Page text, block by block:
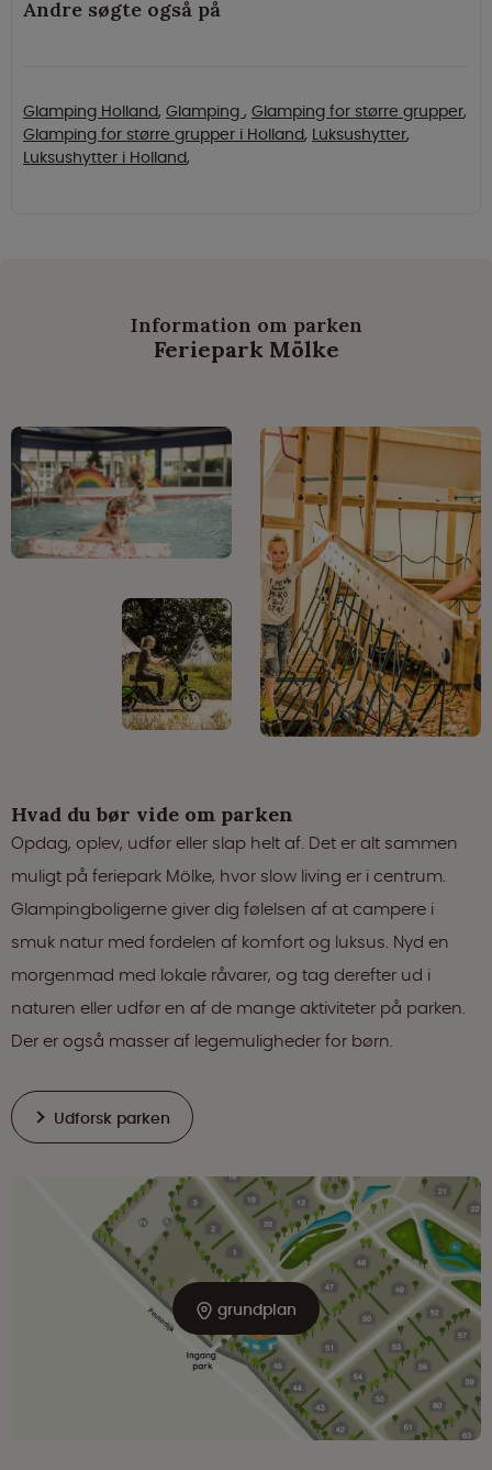
Andre søgte også på
Glamping Holland, Glamping , Glamping for større grupper,
Glamping for større grupper i Holland, Luksushytter,
Luksushytter i Holland,
Information om parken
Feriepark Mölke
Hvad du bør vide om parken
Opdag, oplev, udfør eller slap helt af. Det er alt sammen
muligt på feriepark Mölke, hvor slow living er i centrum.
Glampingboligerne giver dig følelsen af at campere i
smuk natur med fordelen af komfort og luksus. Nyd en
morgenmad med lokale råvarer, og tag derefter ud i
naturen eller udfør en af de mange aktiviteter på parken.
Der er også masser af legemuligheder for børn.
Udforsk parken
grundplan